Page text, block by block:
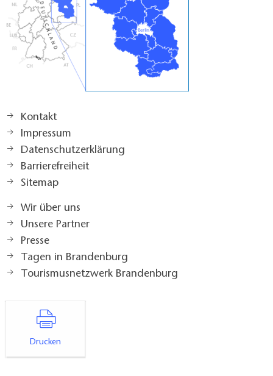
Kontakt
Impressum
Datenschutzerklärung
Barrierefreiheit
Sitemap
Wir über uns
Unsere Partner
Presse
Tagen in Brandenburg
Tourismusnetzwerk Brandenburg
Drucken